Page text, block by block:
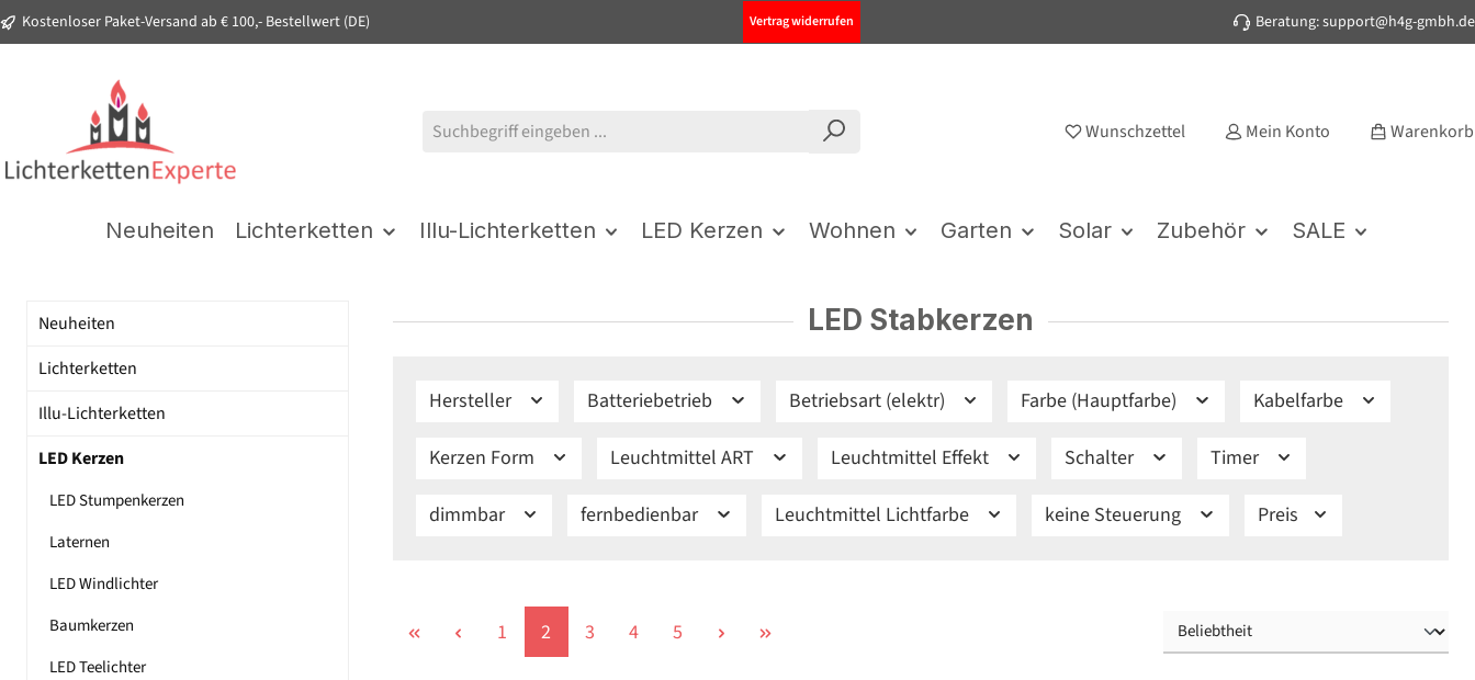
Zur Hauptnavigation springen
Kostenloser Paket-Versand ab € 100,- Bestellwert (DE) Vertrag widerrufen Beratung: support@h4g-gmbh.de
Wunschzettel Mein Konto Warenkorb
Neuheiten Lichterketten Illu-Lichterketten LED Kerzen Wohnen Garten Solar Zubehör SALE
Neuheiten
Lichterketten
Illu-Lichterketten
LED Kerzen
LED Stumpenkerzen
Laternen
LED Windlichter
Baumkerzen
LED Teelichter
LED Stabkerzen
Hersteller Batteriebetrieb Betriebsart (elektr) Farbe (Hauptfarbe) Kabelfarbe
Kerzen Form Leuchtmittel ART Leuchtmittel Effekt Schalter Timer
dimmbar fernbedienbar Leuchtmittel Lichtfarbe keine Steuerung Preis
Seite
1 Seite
2 Seite
3 Seite
4 Seite
5